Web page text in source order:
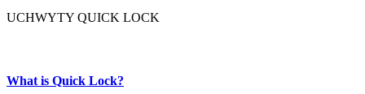
UCHWYTY QUICK LOCK
What is Quick Lock?